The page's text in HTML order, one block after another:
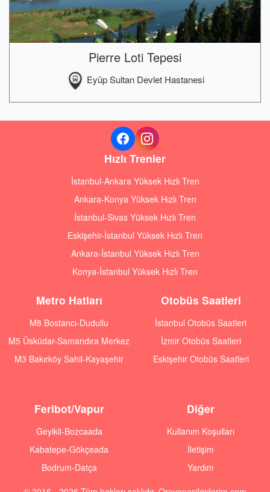
Pierre Loti Tepesi
Eyüp Sultan Devlet Hastanesi
Hızlı Trenler
İstanbul-Ankara Yüksek Hızlı Tren
Ankara-Konya Yüksek Hızlı Tren
İstanbul-Sivas Yüksek Hızlı Tren
Eskişehir-İstanbul Yüksek Hızlı Tren
Ankara-İstanbul Yüksek Hızlı Tren
Konya-İstanbul Yüksek Hızlı Tren
Metro Hatları
M8 Bostancı-Dudullu
M5 Üsküdar-Samandıra Merkez
M3 Bakırköy Sahil-Kayaşehir
Otobüs Saatleri
İstanbul Otobüs Saatleri
İzmir Otobüs Saatleri
Eskişehir Otobüs Saatleri
Feribot/Vapur
Geyikli-Bozcaada
Kabatepe-Gökçeada
Bodrum-Datça
Diğer
Kullanım Koşulları
İletişim
Yardım